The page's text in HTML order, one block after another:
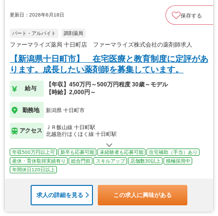
更新日：2026年6月18日 保存する
パート・アルバイト 調剤薬局
ファーマライズ薬局 十日町店 ファーマライズ株式会社の薬剤師求人
【新潟県十日町市】 在宅医療と教育制度に定評があ
ります。成長したい薬剤師を募集しています。
給与
【年収】450万円～500万円程度 30歳～モデル
【時給】2,000円～
勤務地 新潟県 十日町市
アクセス
ＪＲ飯山線 十日町駅
北越急行ほくほく線 十日町駅
年収500万円以上可 新卒も応募可能 未経験者も応募可能
住宅補助（手当）あり
産休・育休取得実績有り
総合門前 スキルアップ 店舗数30以上
積極採用中
年間休日120日以上
求人の詳細を見る この求人に興味がある